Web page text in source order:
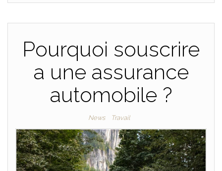
Pourquoi souscrire
a une assurance
automobile ?
News Travail